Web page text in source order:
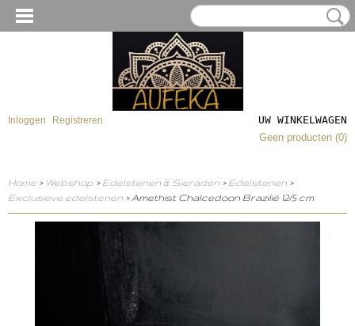
Inloggen Registreren
UW WINKELWAGEN
Geen producten (0)
Home > Webshop > Edelstenen & Sieraden > Edelstenen >
Exclusieve edelstenen > Amethist Chalcedoon Brazilië 12/5 cm